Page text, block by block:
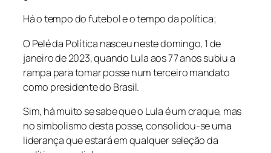
Há o tempo do futebol e o tempo da política;
O Pelé da Política nasceu neste domingo, 1 de
janeiro de 2023, quando Lula aos 77 anos subiu a
rampa para tomar posse num terceiro mandato
como presidente do Brasil.
Sim, há muito se sabe que o Lula é um craque, mas
no simbolismo desta posse, consolidou-se uma
liderança que estará em qualquer seleção da